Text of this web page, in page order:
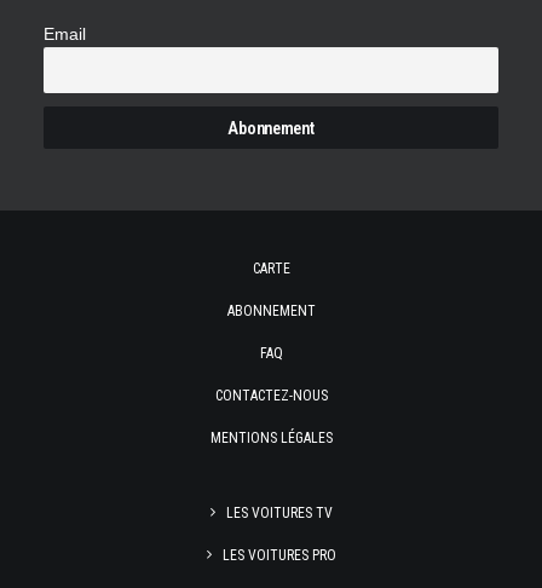
Email
CARTE
ABONNEMENT
FAQ
CONTACTEZ-NOUS
MENTIONS LÉGALES
LES VOITURES TV
LES VOITURES PRO